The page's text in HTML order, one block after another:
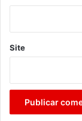
Site